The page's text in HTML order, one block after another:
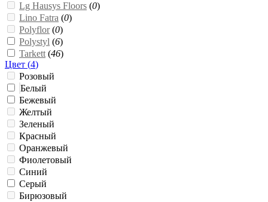
Lg Hausys Floors (0)
Lino Fatra (0)
Polyflor(0)
Polystyl (6)
Tarkett (46)
Цвет (4)
Розовый
Белый
Бежевый
Желтый
Зеленый
Красный
Оранжевый
Фиолетовый
Синий
Серый
Бирюзовый